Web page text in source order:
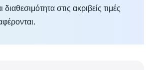
διαθεσιμότητα στις ακριβείς τιμές